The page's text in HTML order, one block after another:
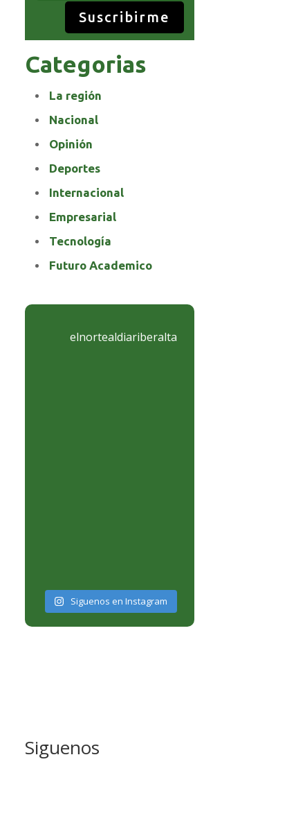
Suscribirme
Categorias
La región
Nacional
Opinión
Deportes
Internacional
Empresarial
Tecnología
Futuro Academico
elnortealdiariberalta
Siguenos en Instagram
Siguenos